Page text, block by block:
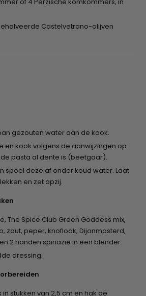
Castelvetrano-olijven
gezouten water aan de kook.
en kook volgens de aanwijzingen op
pasta al dente is (beetgaar).
spoel deze af onder koud water. Laat
en zet opzij.
The Spice Club Green Goddess mix,
zout, peper, knoflook, Dijonmosterd,
2 handen spinazie in een blender.
dressing.
stukken van 2,5 cm en hak de